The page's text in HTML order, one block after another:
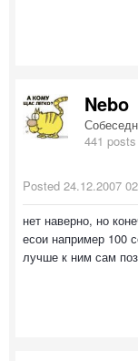
Nebo
441 posts
Posted 24.12.2007
нет наверно, но
есои например 100
лучше к ним сам